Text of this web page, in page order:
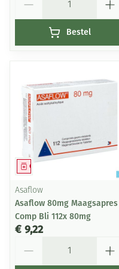
Bestel
Geneesmiddel
Asaflow
Asaflow 80mg Maagsapres
Comp Bli 112x 80mg
€ 9,22